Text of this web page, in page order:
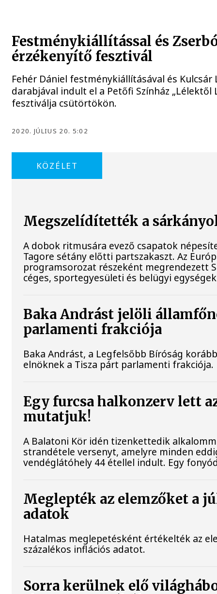
Festménykiállítással és
érzékenyítő fesztivál
Fehér Dániel festménykiállításával és
darabjával indult el a Petőfi Színház „Lélektől
fesztiválja csütörtökön.
2020. JÚLIUS 20. 5:02
KÖZÉLET
Megszelídítették a
A dobok ritmusára evező csapatok
Tagore sétány előtti partszakaszt. Az
programsorozat részeként megrendezett
céges, sportegyesületi és belügyi
Baka Andrást jelöli
parlamenti frakciója
Baka Andrást, a Legfelsőbb Bíróság
elnöknek a Tisza párt parlamenti frakciója.
Egy furcsa halkonzerv lett
mutatjuk!
A Balatoni Kör idén tizenkettedik
strandétele versenyt, amelyre minden
vendéglátóhely 44 étellel indult. Egy
Meglepték az elemzőket a
adatok
Hatalmas meglepetésként értékelték az
százalékos inflációs adatot.
Sorra kerülnek elő